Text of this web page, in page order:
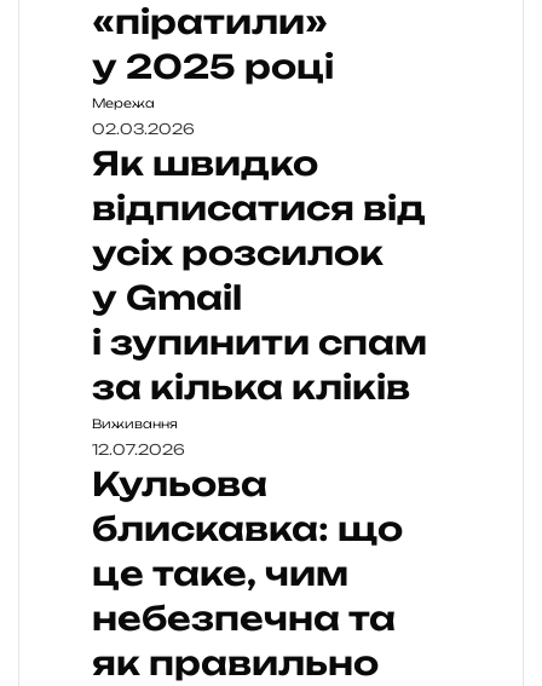
«піратили»
у 2025 році
Мережа
02.03.2026
Як швидко
відписатися від
усіх розсилок
у Gmail
і зупинити спам
за кілька кліків
Виживання
12.07.2026
Кульова
блискавка: що
це таке, чим
небезпечна та
як правильно